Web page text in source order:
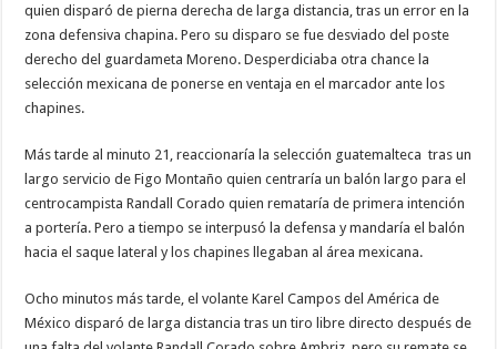
quien disparó de pierna derecha de larga distancia, tras un error en la
zona defensiva chapina. Pero su disparo se fue desviado del poste
derecho del guardameta Moreno. Desperdiciaba otra chance la
selección mexicana de ponerse en ventaja en el marcador ante los
chapines.
Más tarde al minuto 21, reaccionaría la selección guatemalteca tras un
largo servicio de Figo Montaño quien centraría un balón largo para el
centrocampista Randall Corado quien remataría de primera intención
a portería. Pero a tiempo se interpusó la defensa y mandaría el balón
hacia el saque lateral y los chapines llegaban al área mexicana.
Ocho minutos más tarde, el volante Karel Campos del América de
México disparó de larga distancia tras un tiro libre directo después de